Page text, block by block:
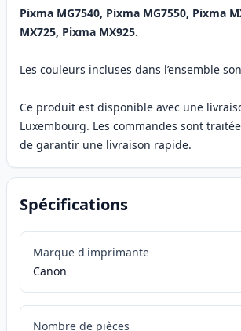
Pixma MG7540, Pixma MG7550, Pixma
MX725, Pixma MX925.
Les couleurs incluses dans l’ensemble
Ce produit est disponible avec une
Luxembourg. Les commandes sont
de garantir une livraison rapide.
Spécifications
Marque d'imprimante
Canon
Nombre de pièces